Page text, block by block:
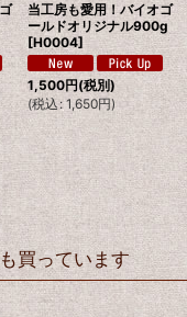
当工房も愛用！バイオゴ
ールドオリジナル900g
[H0004]
1,500円(税別)
(税込 : 1,650円)
買っています